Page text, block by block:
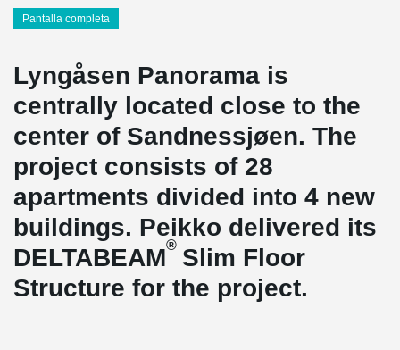
Pantalla completa
Lyngåsen Panorama is
centrally located close to the
center of Sandnessjøen. The
project consists of 28
apartments divided into 4 new
buildings. Peikko delivered its
DELTABEAM® Slim Floor
Structure for the project.